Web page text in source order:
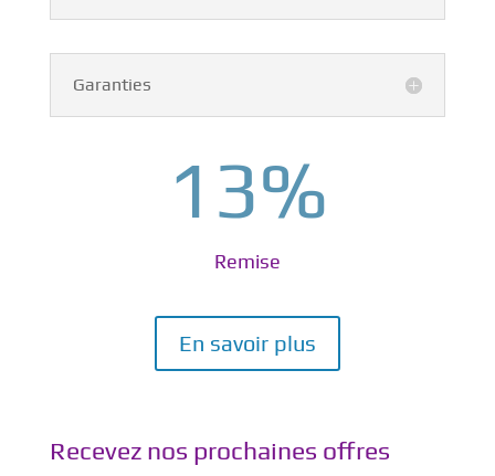
Garanties
13%
Remise
En savoir plus
Recevez nos prochaines offres